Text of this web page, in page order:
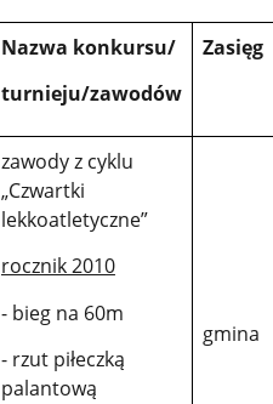
Nazwa konkursu/
turnieju/zawodów
Zasięg
zawody z cyklu
„Czwartki
lekkoatletyczne”
rocznik 2010
- bieg na 60m
- rzut piłeczką
palantową
gmina